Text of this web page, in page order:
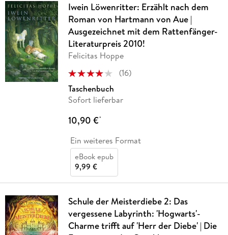
Iwein Löwenritter: Erzählt nach dem
Roman von Hartmann von Aue |
Ausgezeichnet mit dem Rattenfänger-
Literaturpreis 2010!
Felicitas Hoppe
(16)
Taschenbuch
Sofort lieferbar
10,90 €*
Ein weiteres Format
eBook epub
9,99 €
Schule der Meisterdiebe 2: Das
vergessene Labyrinth: 'Hogwarts'-
Charme trifft auf 'Herr der Diebe' | Die